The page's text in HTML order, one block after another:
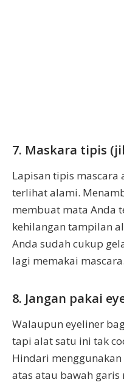
7. Maskara tipis
Lapisan tipis
terlihat alami.
membuat mata Anda
kehilangan tampilan
Anda sudah cukup
lagi memakai mascara.
8. Jangan pakai
Walaupun eyeliner
tapi alat satu ini tak
Hindari
atas atau bawah garis